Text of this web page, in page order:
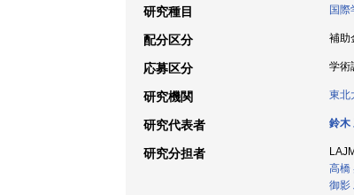
研究種目 国際
配分区分 補助
応募区分 学術
研究機関 東北
研究代表者 鈴木
研究分担者
高橋
御影